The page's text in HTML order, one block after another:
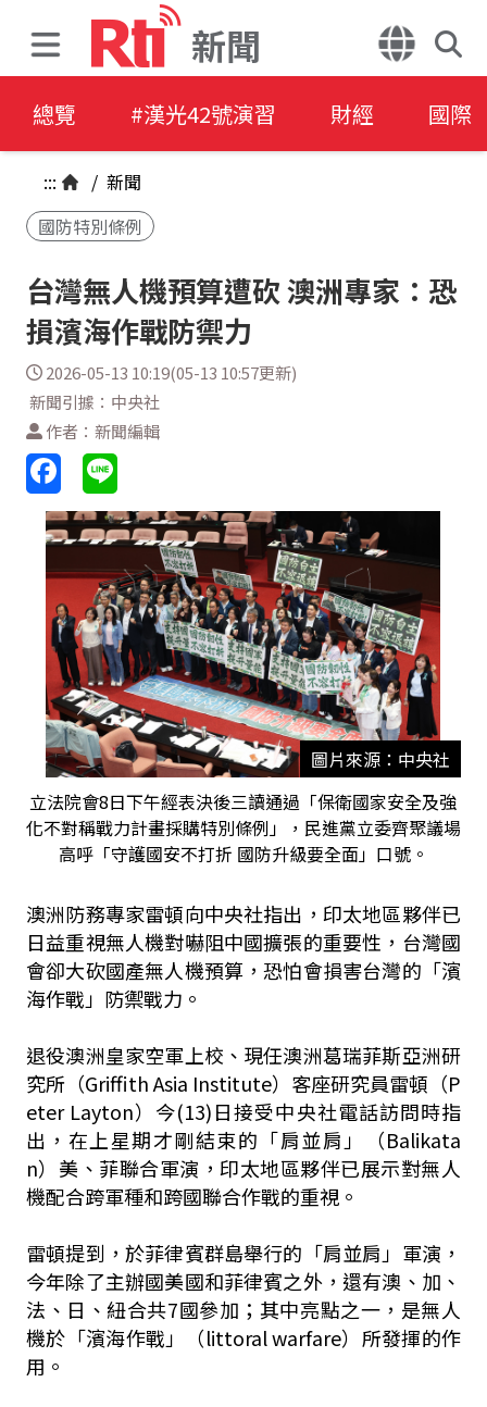
新聞
總覽 #漢光42號演習 財經 國際
::: / 新聞
國防特別條例
台灣無人機預算遭砍 澳洲專家：恐
損濱海作戰防禦力
2026-05-13 10:19(05-13 10:57更新)
新聞引據：中央社
作者：新聞編輯
圖片來源：中央社
立法院會8日下午經表決後三讀通過「保衛國家安全及強
化不對稱戰力計畫採購特別條例」，民進黨立委齊聚議場
高呼「守護國安不打折 國防升級要全面」口號。
澳洲防務專家雷頓向中央社指出，印太地區夥伴已
日益重視無人機對嚇阻中國擴張的重要性，台灣國
會卻大砍國產無人機預算，恐怕會損害台灣的「濱
海作戰」防禦戰力。
退役澳洲皇家空軍上校、現任澳洲葛瑞菲斯亞洲研
究所（Griffith Asia Institute）客座研究員雷頓（P
eter Layton）今(13)日接受中央社電話訪問時指
出，在上星期才剛結束的「肩並肩」（Balikata
n）美、菲聯合軍演，印太地區夥伴已展示對無人
機配合跨軍種和跨國聯合作戰的重視。
雷頓提到，於菲律賓群島舉行的「肩並肩」軍演，
今年除了主辦國美國和菲律賓之外，還有澳、加、
法、日、紐合共7國參加；其中亮點之一，是無人
機於「濱海作戰」（littoral warfare）所發揮的作
用。